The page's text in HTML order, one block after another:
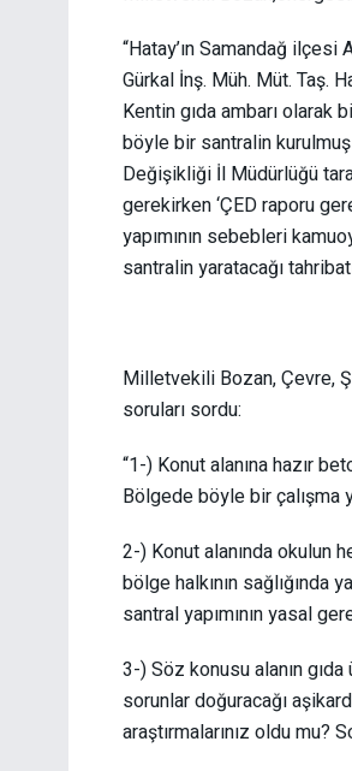
“Hatay’ın Samandağ
Gürkal İnş. Müh. Müt. Taş.
Kentin gıda ambarı olarak
böyle bir santralin
Değişikliği İl Müdürlüğü
gerekirken ‘ÇED raporu
yapımının sebebleri
santralin yaratacağı
Milletvekili Bozan, Çevre,
soruları sordu:
“1-) Konut alanına hazır
Bölgede böyle bir çalışma
2-) Konut alanında okulun
bölge halkının
santral yapımının yasal
3-) Söz konusu alanın
sorunlar doğuracağı
araştırmalarınız oldu mu?